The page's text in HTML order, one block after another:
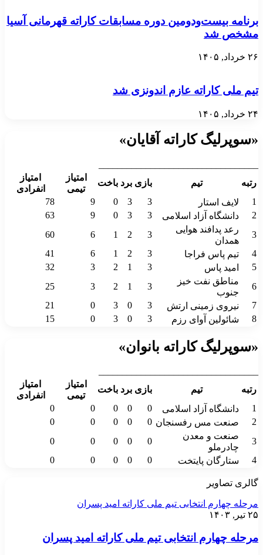
برنامه بیست‌ودومین دوره مسابقات کاراته قهرمانی آسیا
مشخص شد
۲۶ خرداد, ۱۴۰۵
تیم ملی کاراته عازم اندونزی شد
۲۴ خرداد, ۱۴۰۵
«سوپرلیگ کاراته آقایان»
رتبه
تیم بازی برد باخت
امتیاز
تیمی
امتیاز
انفرادی
1
لایف استار 3
3
0
9
78
2
دانشگاه آزاد اسلامی 3
3
0
9
63
3
رعد پدافند هوایی
همدان
3
2
1
6
60
4
تیم پاس فراجا 3
2
1
6
41
5
امید پاس 3
1
2
3
32
6
مناطق نفت خیز
جنوب
3
1
2
3
25
7
نیروی زمینی ارتش 3
0
3
0
21
8
شائولین آوای رزم 3
0
3
0
15
«سوپرلیگ کاراته بانوان»
رتبه
تیم بازی برد باخت
امتیاز
تیمی
امتیاز
انفرادی
1
دانشگاه آزاد اسلامی 0
0
0
0
0
2
صنعت مس رفسنجان 0
0
0
0
0
3
صنعت و معدن
چادرملو
0
0
0
0
0
4
ستارگان پایتخت 0
0
0
0
0
گالری تصاویر
مرحله چهارم انتخابی تیم ملی کاراته امید پسران
۲۵ تیر, ۱۴۰۳
مرحله چهارم انتخابی تیم ملی کاراته امید پسران